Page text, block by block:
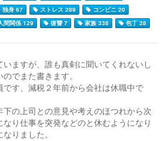
独身 67 ストレス 289
コンビニ 20
間関係 129 復讐 7 家族 338 包丁 28
ますが、誰も真剣に聞いてくれないし
でまた書きます。
す、減税２年前から会社は休職中で
の上司との意見や考えのほつれから次
り仕事を突発などのと休むようになり
りました。